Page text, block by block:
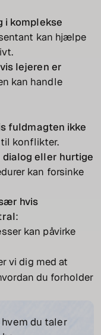
i komplekse
kan hjælpe
lejeren er
kan handle
fuldmagten ikke
til konflikter.
eller hurtige
kan forsinke
hvis
:
kan påvirke
vi dig med at
du forholder
du taler